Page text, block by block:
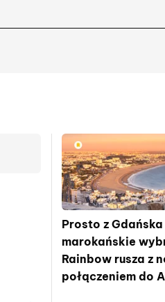
Prosto z Gdańska
marokańskie
Rainbow rusza z
połączeniem do